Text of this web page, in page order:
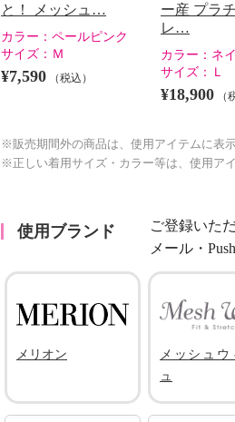
と！ メッシュ…
カラー： ペールピンク
サイズ： Ｍ
¥7,590 （税込）
ー産 プラ
レ…
カラー： ネ
サイズ：
Ｌ
¥18,900 （
※販売期間外の商品は、使用アイテムに表示
※正しい着用サイズ・カラー等は、使用ア
使用ブランド
ご登録いた
メール・
メリオン
メッシュウ
ュ